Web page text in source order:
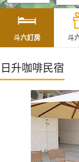
灣
訂
房
直接跟飯店訂房HOT
斗六訂房 斗
日升咖啡民宿